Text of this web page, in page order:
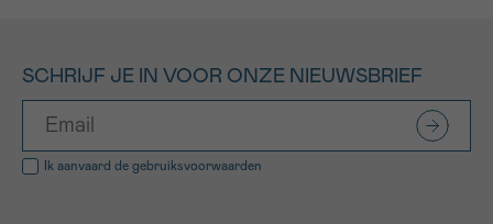
SCHRIJF JE IN VOOR ONZE NIEUWSBRIEF
Ik aanvaard de gebruiksvoorwaarden